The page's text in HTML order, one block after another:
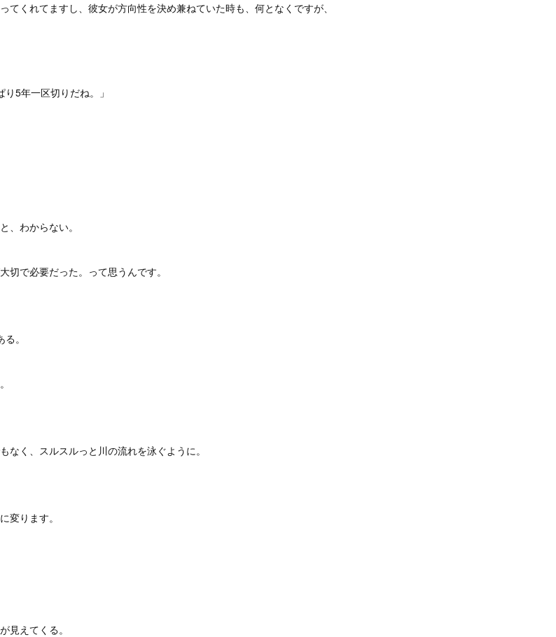
てくれてますし、彼女が方向性を決め兼ねていた時も、何となくですが、
5年一区切りだね。」
、わからない。
切で必要だった。って思うんです。
。
なく、スルスルっと川の流れを泳ぐように。
変ります。
見えてくる。